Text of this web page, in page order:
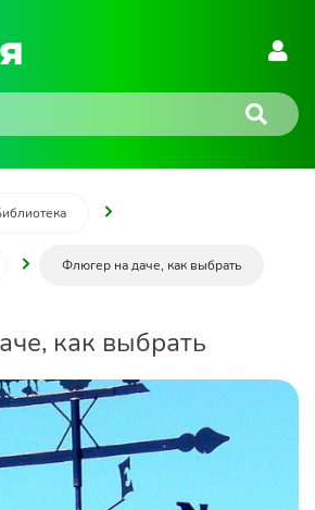
Флюгер на даче, как выбрать
как выбрать